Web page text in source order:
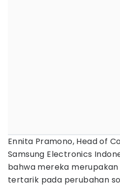
Ennita Pramono, Head of
Samsung Electronics
bahwa mereka
tertarik pada perubahan